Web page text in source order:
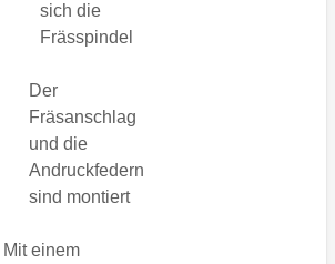
sich die
Frässpindel
Der
Fräsanschlag
und die
Andruckfedern
sind montiert
Mit einem